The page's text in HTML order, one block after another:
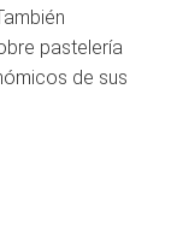
pastelería
de sus